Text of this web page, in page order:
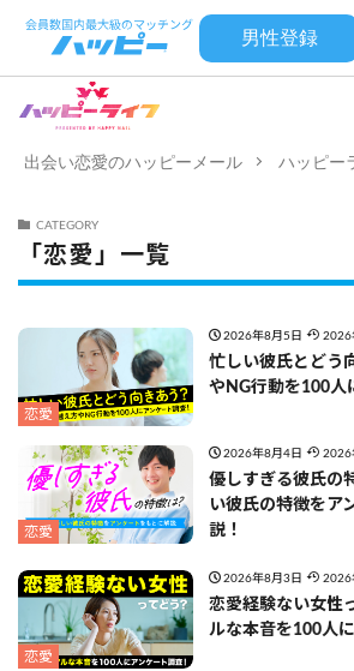
男性登録
出会い恋愛のハッピーメール ハッピー
CATEGORY
「恋愛」一覧
恋愛
2026年8月5日 2026
忙しい彼氏とどう
やNG行動を100人
恋愛
2026年8月4日 2026
優しすぎる彼氏の
い彼氏の特徴をア
説！
恋愛
2026年8月3日 2026
恋愛経験ない女性
ルな本音を100人